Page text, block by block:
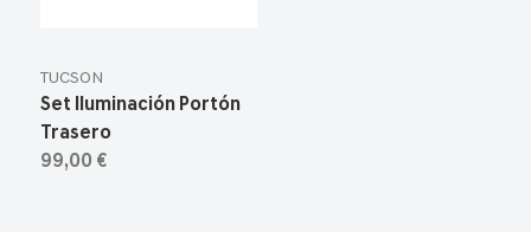
TUCSON
Set Iluminación Portón
Trasero
99,00 €